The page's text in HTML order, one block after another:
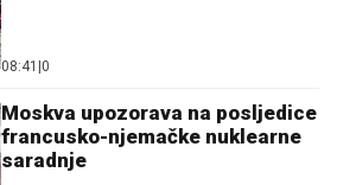
08:41 0
Moskva upozorava na posljedice
francusko-njemačke nuklearne
saradnje